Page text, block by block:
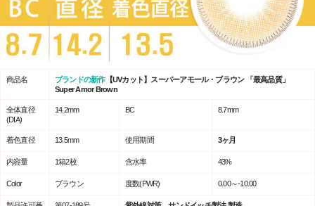
商品名 ブランドの新作【UVカット】スーパーアモール・ブラウン 「最高品質」
Super Amor Brown
全体直径
(DIA)
14.2mm BC 8.7mm
着色直径 13.5mm 使用期間 3ヶ月
内容量 1箱2枚 含水率 43%
Color ブラウン 度数(PWR) 0.00～-10.00